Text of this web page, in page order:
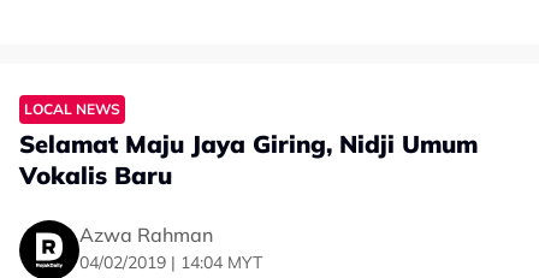
LOCAL NEWS
Selamat Maju Jaya Giring, Nidji Umum
Vokalis Baru
Azwa Rahman
04/02/2019 | 14:04 MYT